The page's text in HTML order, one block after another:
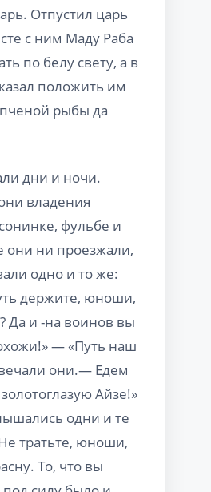
Отпустил царь
с ним Маду Раба
по белу свету, а в
положить им
рыбы да
дни и ночи.
владения
фульбе и
они ни проезжали,
одно и то же:
держите, юноши,
Да и -на воинов вы
— «Путь наш
они.— Едем
Айзе!»
одни и те
тратьте, юноши,
То, что вы